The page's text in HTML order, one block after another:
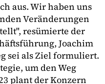
aus. Wir haben uns
Veränderungen
resümierte der
Joachim
sei als Ziel formuliert.
um den Weg
plant der Konzern